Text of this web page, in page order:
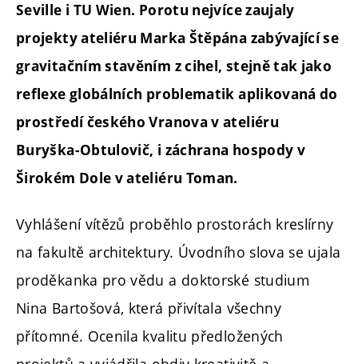
Seville i TU Wien. Porotu nejvíce zaujaly
projekty ateliéru Marka Štěpána zabývající se
gravitačním stavěním z cihel, stejně tak jako
reflexe globálních problematik aplikovaná do
prostředí českého Vranova v ateliéru
Buryška-Obtulovič, i záchrana hospody v
Širokém Dole v ateliéru Toman.
Vyhlášení vítězů proběhlo prostorách kreslírny
na fakultě architektury. Úvodního slova se ujala
proděkanka pro vědu a doktorské studium
Nina Bartošová, která přivítala všechny
přítomné. Ocenila kvalitu předložených